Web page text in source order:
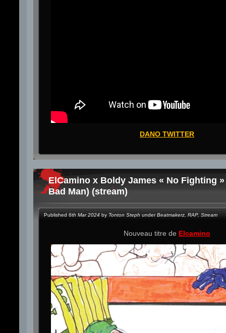
DANO TWITTER
ElCamino x Boldy James « No Fighting
Bad Man) (stream)
Published 6th Mar 2024 by Tonton Steph underBeatmakerz RAP, Stream
Nouveau titre de Elcamino